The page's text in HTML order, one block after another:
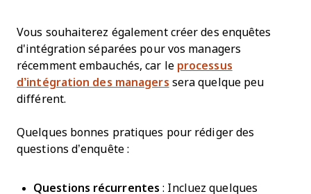
Vous souhaiterez également créer des enquêtes
d'intégration séparées pour vos managers
récemment embauchés, car le processus
d’intégration des managers sera quelque peu
différent.
Quelques bonnes pratiques pour rédiger des
questions d’enquête :
Questions récurrentes : Incluez quelques